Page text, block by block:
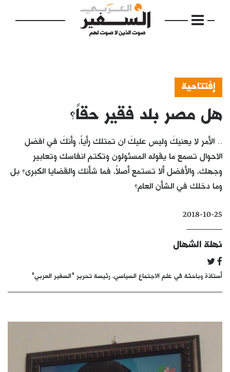
الرئيسية
مواضيع
إفتتاحية
فكرة
بالصورة
كتّابنا
الأرشيف
إفتتاحية
هل مصر بلد فقير حقاً؟
.. الأمر لا يعنيكَ وليس عليكَ ان تمتلك رأياً، وأنكَ في افضل
الاحوال تسمع ما يقوله المسئولون وتكتم انفاسك وتعابير
وجهك، والأفضل ألا تستمع أصلاً، فما شأنك والقضايا الكبرى؟ بل
وما دخلك في الشأن العام؟
2018-10-25
نهلة الشهال
أستاذة وباحثة في علم الاجتماع السياسي، رئيسة تحرير "السفير العربي"